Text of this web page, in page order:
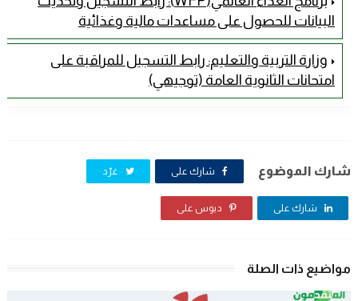
البيانات للحصول على مساعدات مالية وغذائية
وزارة التربية والتعليم: رابط التسجيل للمراقبة على
امتحانات الثانوية العامة (توجيهي)
شارك الموضوع شارك على غرّد
شارك على دبوس على
مواضيع ذات الصلة